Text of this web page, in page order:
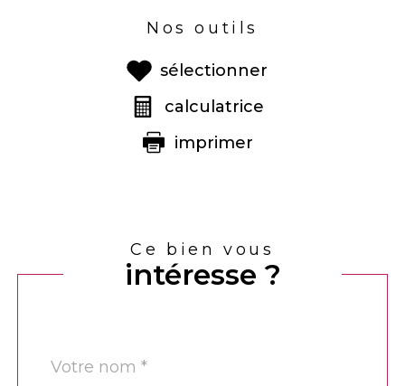
Nos outils
sélectionner
calculatrice
imprimer
Ce bien vous
intéresse ?
par
*